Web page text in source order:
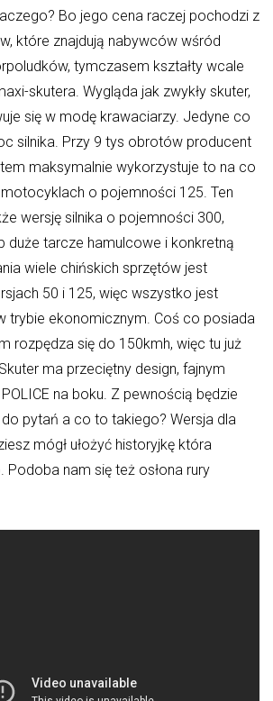
Bo jego cena raczej pochodzi z
które znajdują nabywców wśród
tymczasem kształty wcale
skutera. Wygląda jak zwykły skuter,
się w modę krawaciarzy. Jedyne co
silnika. Przy 9 tys obrotów producent
maksymalnie wykorzystuje to na co
o pojemności 125. Ten
wersję silnika o pojemności 300,
duże tarcze hamulcowe i konkretną
wiele chińskich sprzętów jest
50 i 125, więc wszystko jest
trybie ekonomicznym. Coś co posiada
rozpędza się do 150kmh, więc tu już
ma przeciętny design, fajnym
na boku. Z pewnością będzie
do pytań a co to takiego? Wersja dla
mógł ułożyć historyjkę która
Podoba nam się też osłona rury